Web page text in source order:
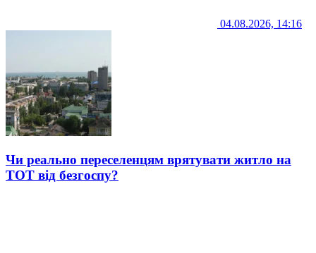
04.08.2026, 14:16
Чи реально переселенцям врятувати житло на
ТОТ від безгоспу?